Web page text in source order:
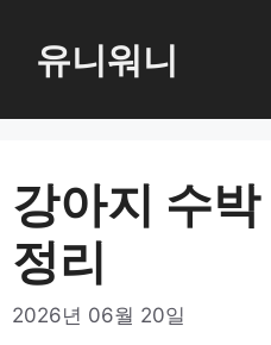
로
너
뛰
기
유니워니
강아지 수
정리
2026년 06월 20일